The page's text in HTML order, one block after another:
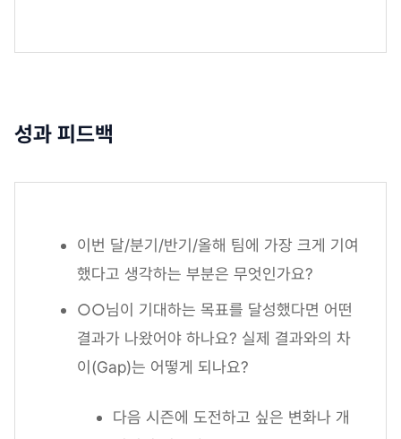
성과 피드백
이번 달/분기/반기/올해 팀에 가장 크게 기여
했다고 생각하는 부분은 무엇인가요?
○○님이 기대하는 목표를 달성했다면 어떤
결과가 나왔어야 하나요? 실제 결과와의 차
이(Gap)는 어떻게 되나요?
다음 시즌에 도전하고 싶은 변화나 개